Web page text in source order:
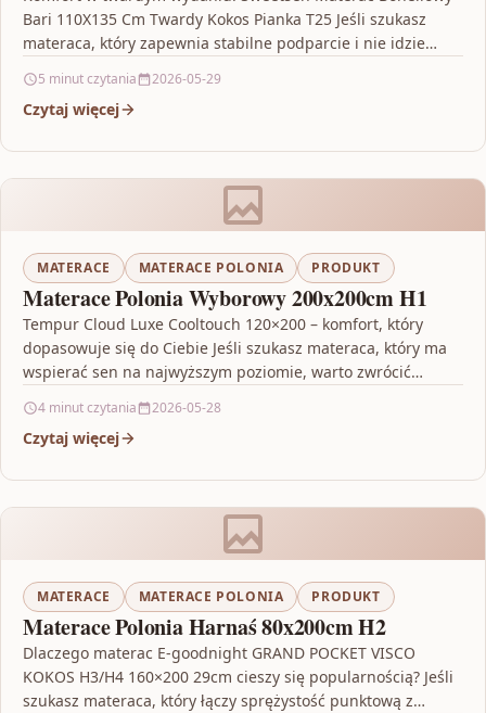
Bari 110X135 Cm Twardy Kokos Pianka T25 Jeśli szukasz
materaca, który zapewnia stabilne podparcie i nie idzie…
5 minut czytania 2026-05-29
Czytaj więcej
MATERACE MATERACE POLONIA PRODUKT
Materace Polonia Wyborowy 200x200cm H1
Tempur Cloud Luxe Cooltouch 120×200 – komfort, który
dopasowuje się do Ciebie Jeśli szukasz materaca, który ma
wspierać sen na najwyższym poziomie, warto zwrócić…
4 minut czytania 2026-05-28
Czytaj więcej
MATERACE MATERACE POLONIA PRODUKT
Materace Polonia Harnaś 80x200cm H2
Dlaczego materac E-goodnight GRAND POCKET VISCO
KOKOS H3/H4 160×200 29cm cieszy się popularnością? Jeśli
szukasz materaca, który łączy sprężystość punktową z